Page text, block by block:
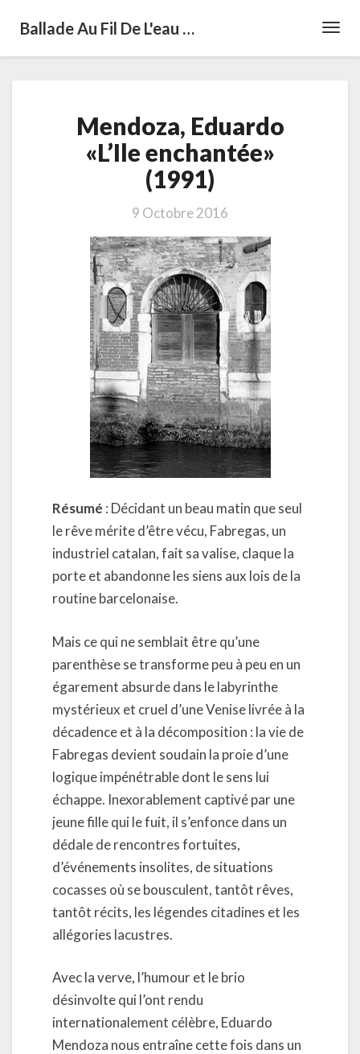
Ballade Au Fil De L'eau …
Eduardo
«L’Ile
enchantée»
(1991)
Mendoza, Eduardo
«L’Ile enchantée»
(1991)
9 Octobre 2016
Résumé : Décidant un beau matin que seul
le rêve mérite d’être vécu, Fabregas, un
industriel catalan, fait sa valise, claque la
porte et abandonne les siens aux lois de la
routine barcelonaise.
Mais ce qui ne semblait être qu’une
parenthèse se transforme peu à peu en un
égarement absurde dans le labyrinthe
mystérieux et cruel d’une Venise livrée à la
décadence et à la décomposition : la vie de
Fabregas devient soudain la proie d’une
logique impénétrable dont le sens lui
échappe. Inexorablement captivé par une
jeune fille qui le fuit, il s’enfonce dans un
dédale de rencontres fortuites,
d’événements insolites, de situations
cocasses où se bousculent, tantôt rêves,
tantôt récits, les légendes citadines et les
allégories lacustres.
Avec la verve, l’humour et le brio
désinvolte qui l’ont rendu
internationalement célèbre, Eduardo
Mendoza nous entraîne cette fois dans un